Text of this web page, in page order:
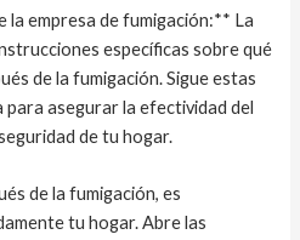
la empresa de fumigación:** La
específicas sobre qué
de la fumigación. Sigue estas
para asegurar la efectividad del
de tu hogar.
de la fumigación, es
tu hogar. Abre las